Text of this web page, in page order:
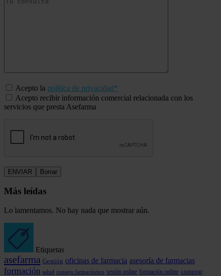
Acepto la política de privacidad*
Acepto recibir información comercial relacionada con los
servicios que presta Asefarma
Más leídas
Lo lamentamos. No hay nada que mostrar aún.
Etiquetas
asefarma Gestión oficinas de farmacia asesoría de farmacias
formación salud consejo farmacéutico sesión online formación online comprar